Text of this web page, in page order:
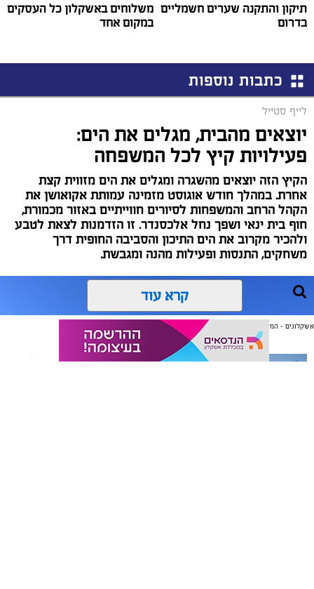
תיקון והתקנה שערים חשמליים
בדרום
משלוחים באשקלון כל העסקים
במקום אחד
כתבות נוספות
לייף סטייל
יוצאים מהבית, מגלים את הים:
פעילויות קיץ לכל המשפחה
הקיץ הזה יוצאים מהשגרה ומגלים את הים מזווית קצת
אחרת. במהלך חודש אוגוסט מזמינה עמותת אקואושן את
הקהל הרחב והמשפחות לסיורים חווייתיים באזור מכמורת,
חוף בית ינאי ושפך נחל אלכסנדר. זו הזדמנות לצאת לטבע
ולהכיר מקרוב את הים התיכון והסביבה החופית דרך
משחקים, התנסות ופעילות מהנה ומגבשת.
קרא עוד
אשקלונים - המקומון היומי של אשקלון באינטרנט
אולי יעניין אותך גם